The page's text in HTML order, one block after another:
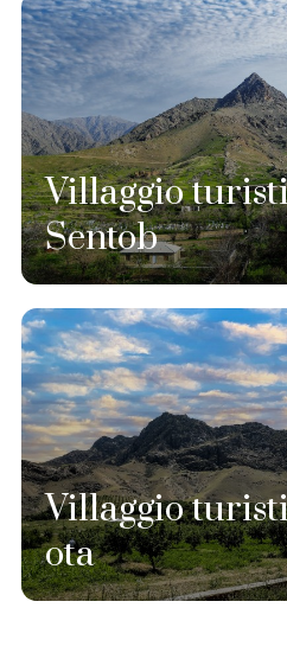
Villaggio
Sentob
Villaggio
ota